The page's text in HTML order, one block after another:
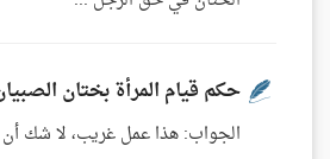
حكم قيام المرأة بختان
الجواب: هذا عمل غريب، لا شك أن